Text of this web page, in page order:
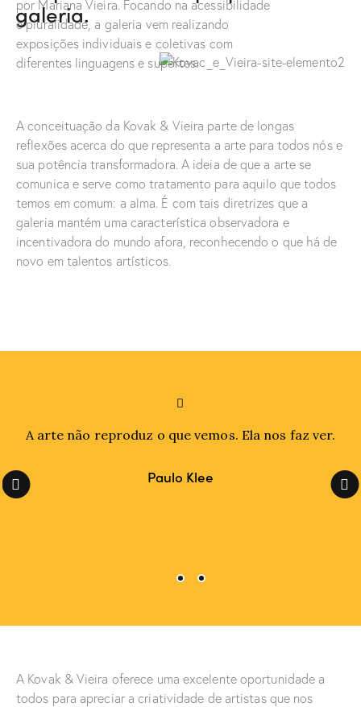
galeria.
por Mariana Vieira. Focando na acessibilidade
e pluralidade, a galeria vem realizando
exposições individuais e coletivas com
diferentes linguagens e suportes.
A conceituação da Kovak & Vieira parte de longas
reflexões acerca do que representa a arte para todos nós e
sua potência transformadora. A ideia de que a arte se
comunica e serve como tratamento para aquilo que todos
temos em comum: a alma. É com tais diretrizes que a
galeria mantém uma característica observadora e
incentivadora do mundo afora, reconhecendo o que há de
novo em talentos artísticos.
A arte não reproduz o que vemos. Ela nos faz ver.
Paulo Klee
A Kovak & Vieira oferece uma excelente oportunidade a
todos para apreciar a criatividade de artistas que nos